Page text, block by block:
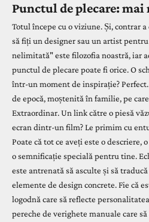
Punctul de plecare: mai
Totul începe cu o viziune. Și, contrar
să fiți un designer sau un artist
nelimitată" este filozofia noastră, iar
punctul de plecare poate fi orice. O
într-un moment de inspirație?
de epocă, moștenită în familie, pe
Extraordinar. Un link către o piesă
ecran dintr-un film? Le primim cu
Poate că tot ce aveți este o descriere,
o semnificație specială pentru tine.
este antrenată să asculte și să
elemente de design concrete. Fie că
logodnă care să reflecte
pereche de verighete manuale care